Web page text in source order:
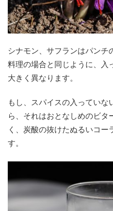
シナモン、サフランはパンチ
料理の場合と同じように、入
大きく異なります。
もし、スパイスの入っていな
ら、それはおとなしめのビタ
く、炭酸の抜けたぬるいコ
す。